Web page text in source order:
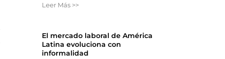
Leer Más >>
El mercado laboral de América
Latina evoluciona con
informalidad